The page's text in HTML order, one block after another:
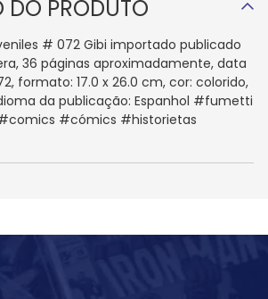
DO PRODUTO
# 072 Gibi importado publicado
36 páginas aproximadamente, data
formato: 17.0 x 26.0 cm, cor: colorido,
da publicação: Espanhol #fumetti
#cómics #historietas